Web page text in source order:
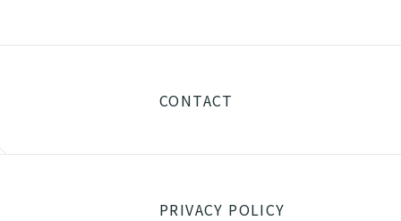
CONTACT
PRIVACY POLICY